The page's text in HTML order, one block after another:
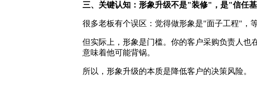
三、关键认知：形象升级不是"装修"，是"信任
很多老板有个误区：觉得做形象是"面子工程"，
但实际上，形象是门槛。你的客户采购负责人
意味着他可能背锅。
所以，形象升级的本质是降低客户的决策风险。